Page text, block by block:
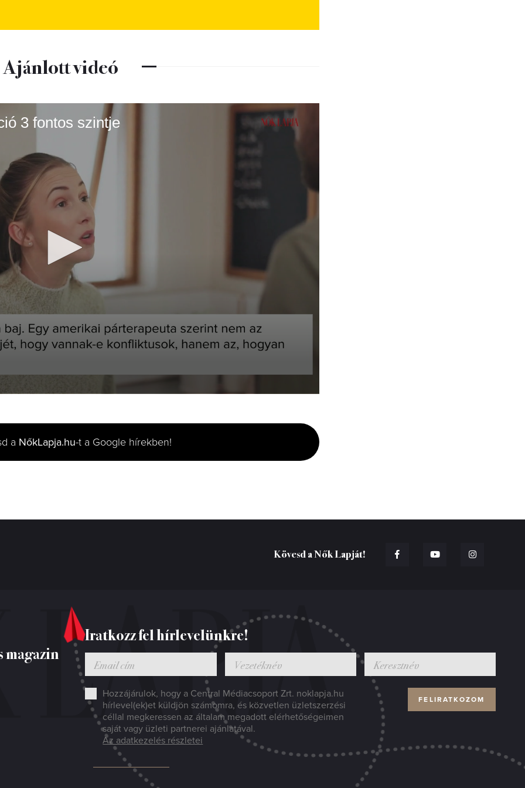
Ajánlott videó
3 fontos szintje
a NőkLapja.hu-t a Google hírekben!
Kövesd a Nők Lapját!
Iratkozz fel hírlevelünkre!
Hozzájárulok, hogy a Central Médiacsoport Zrt. noklapja.hu
hírlevel(ek)et küldjön számomra, és közvetlen üzletszerzési
céllal megkeressen az általam megadott elérhetőségeimen
saját vagy üzleti partnerei ajánlatával.
Az adatkezelés részletei